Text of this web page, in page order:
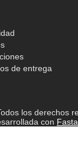
de entrega
los derechos
con